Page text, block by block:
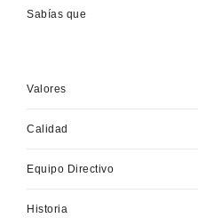
Sabías que
Valores
Calidad
Equipo Directivo
Historia